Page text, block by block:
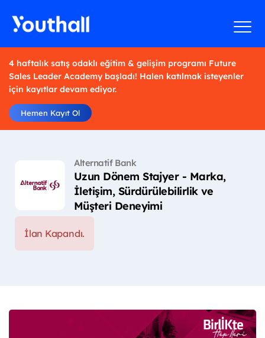
4 haftalık satış odaklı eğitim & gelişim programı Future
Sales Leader Academy başladı! Halen katılmak isteyenler
için kayıtlar devam ediyor.
Hemen Kayıt Ol
Alternatif Bank
Uzun Dönem Stajyer - Marka,
İletişim, Sürdürülebilirlik ve
Müşteri Deneyimi
İlan Kapandı.